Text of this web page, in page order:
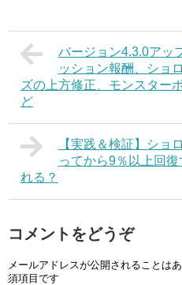
バージョン4.3.0アッ
ッション報酬、ショ
ズの上方修正、モンスター
ど
【実践＆検証】ショ
ってから9％以上回
れる？
コメントをどうぞ
メールアドレスが公開されることはあ
須項目です